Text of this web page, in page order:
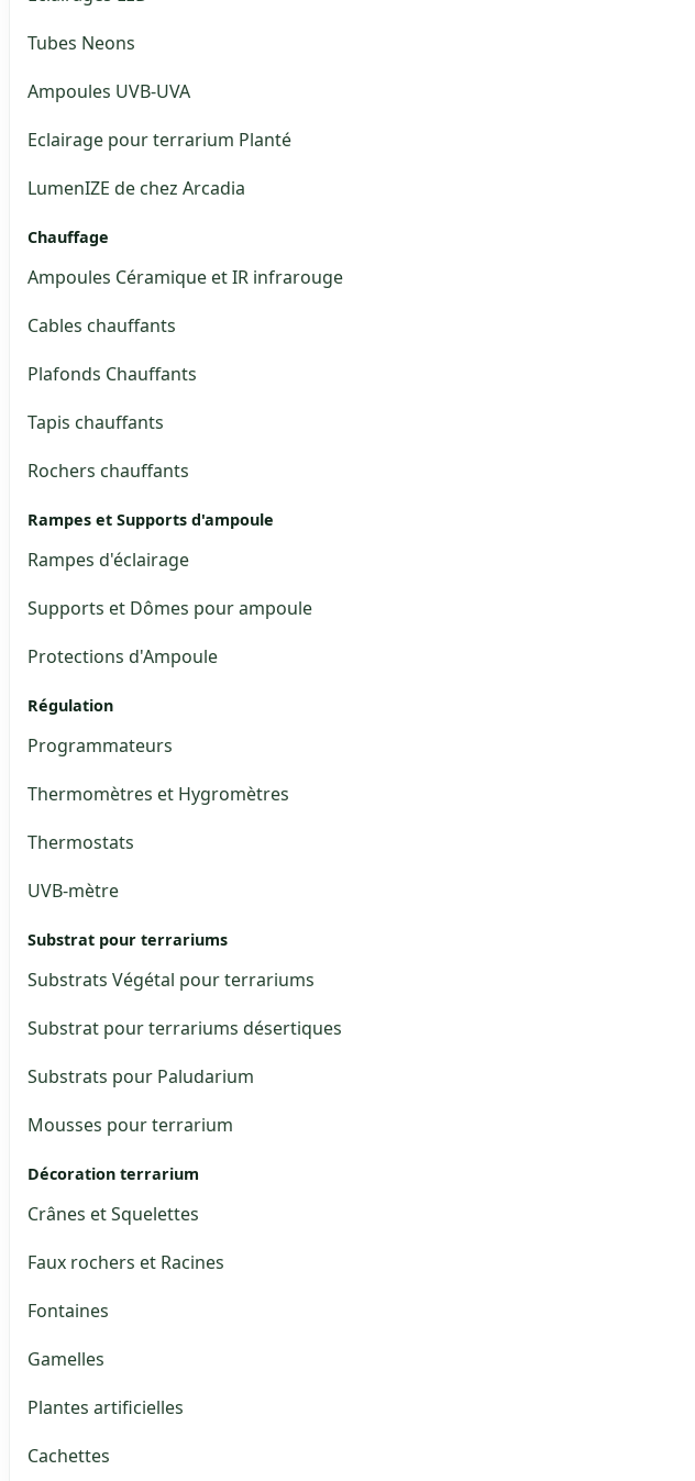
Tubes Neons
Ampoules UVB-UVA
Eclairage pour terrarium Planté
LumenIZE de chez Arcadia
Chauffage
Ampoules Céramique et IR infrarouge
Cables chauffants
Plafonds Chauffants
Tapis chauffants
Rochers chauffants
Rampes et Supports d'ampoule
Rampes d'éclairage
Supports et Dômes pour ampoule
Protections d'Ampoule
Régulation
Programmateurs
Thermomètres et Hygromètres
Thermostats
UVB-mètre
Substrat pour terrariums
Substrats Végétal pour terrariums
Substrat pour terrariums désertiques
Substrats pour Paludarium
Mousses pour terrarium
Décoration terrarium
Crânes et Squelettes
Faux rochers et Racines
Fontaines
Gamelles
Plantes artificielles
Cachettes